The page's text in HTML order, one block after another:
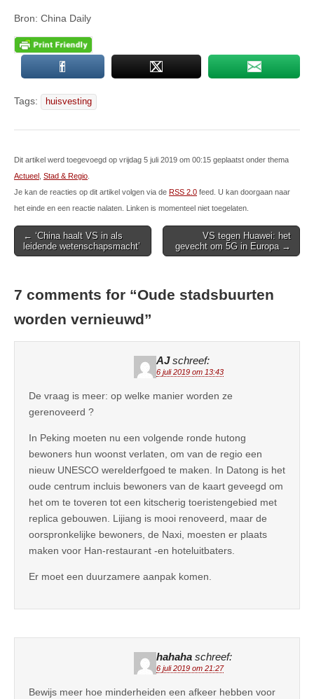
Bron: China Daily
Tags: huisvesting
Dit artikel werd toegevoegd op vrijdag 5 juli 2019 om 00:15 geplaatst onder thema
Actueel Stad & Regio
Je kan de reacties op dit artikel volgen via de RSS 2.0 feed. U kan doorgaan naar
het einde en een reactie nalaten. Linken is momenteel niet toegelaten.
Post
navigation
← ‘China haalt VS in als
leidende wetenschapsmacht’
VS tegen Huawei: het
gevecht om 5G in Europa →
7 comments for “Oude stadsbuurten
worden vernieuwd”
AJ schreef:
6 juli 2019 om 13:43
De vraag is meer: op welke manier worden ze
gerenoveerd ?
In Peking moeten nu een volgende ronde hutong
bewoners hun woonst verlaten, om van de regio een
nieuw UNESCO werelderfgoed te maken. In Datong is het
oude centrum incluis bewoners van de kaart geveegd om
het om te toveren tot een kitscherig toeristengebied met
replica gebouwen. Lijiang is mooi renoveerd, maar de
oorspronkelijke bewoners, de Naxi, moesten er plaats
maken voor Han-restaurant -en hoteluitbaters.
Er moet een duurzamere aanpak komen.
hahaha schreef:
6 juli 2019 om 21:27
Bewijs meer hoe minderheiden een afkeer hebben voor